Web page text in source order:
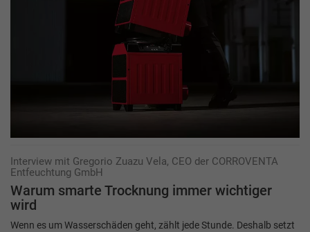
Interview mit Gregorio Zuazu Vela, CEO der CORROVENTA
Entfeuchtung GmbH
Warum smarte Trocknung immer wichtiger
wird
Wenn es um Wasserschäden geht, zählt jede Stunde. Deshalb setzt